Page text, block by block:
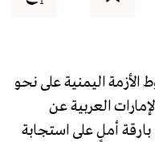
الأزمة اليمنية على نحو
العربية عن
أملٍ على استجابة